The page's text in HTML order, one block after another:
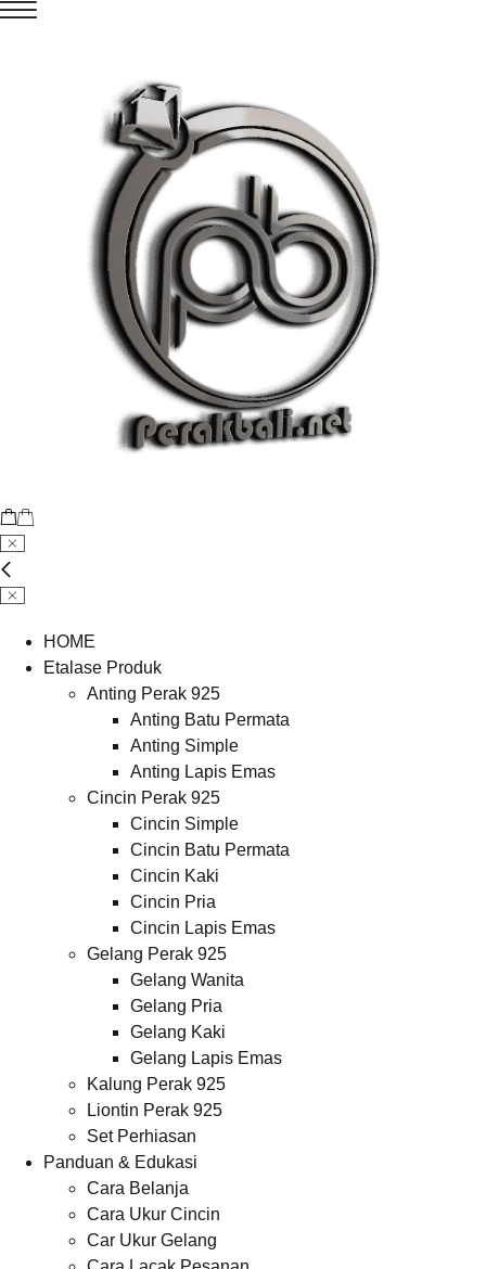
HOME
Etalase Produk
Anting Perak 925
Anting Batu Permata
Anting Simple
Anting Lapis Emas
Cincin Perak 925
Cincin Simple
Cincin Batu Permata
Cincin Kaki
Cincin Pria
Cincin Lapis Emas
Gelang Perak 925
Gelang Wanita
Gelang Pria
Gelang Kaki
Gelang Lapis Emas
Kalung Perak 925
Liontin Perak 925
Set Perhiasan
Panduan & Edukasi
Cara Belanja
Cara Ukur Cincin
Car Ukur Gelang